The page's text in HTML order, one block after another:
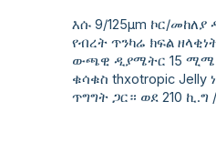
እሱ 9/125µm ኮር/
የብረት ጥንካሬ ክፍል
ውጫዊ ዲያሜትር 15 ሚሜ
ቁሳቁስ thxotropic Jelly
ጥግግት ጋር። ወደ 210